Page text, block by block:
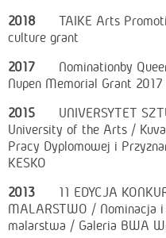
2018 TAIKE Arts
culture grant
2017 Nominationby
Nupen Memorial Grant 2017
2015 UNIVERSYTET
University of the Arts /
Pracy Dyplomowej i
KESKO
2013
11 EDYCJA
MALARSTWO / Nominacja
malarstwa / Galeria BWA